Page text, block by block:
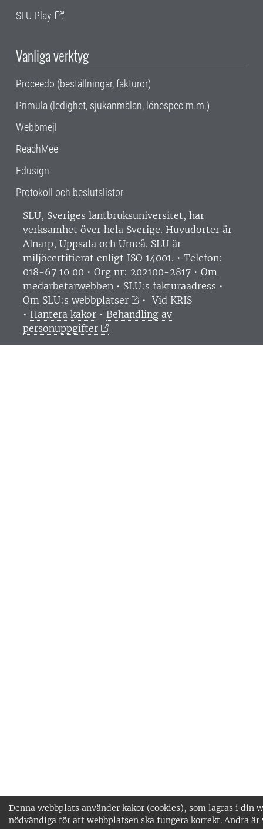
Denna webbplats använder kakor (cookies), som lagras i din
nödvändiga för att webbplatsen ska fungera korrekt. Andra är
SLU Play
Vanliga verktyg
Proceedo (beställningar, fakturor)
Primula (ledighet, sjukanmälan, lönespec m.m.)
Webbmejl
ReachMee
Edusign
Protokoll och beslutslistor
SLU, Sveriges lantbruksuniversitet, har
verksamhet över hela Sverige. Huvudorter är
Alnarp, Uppsala och Umeå. SLU är
miljöcertifierat enligt ISO 14001. • Telefon:
018-67 10 00 • Org nr: 202100-2817 • Om
medarbetarwebben • SLU:s fakturaadress •
Om SLU:s webbplatser
•Vid KRIS
• Hantera kakor • Behandling av
personuppgifter